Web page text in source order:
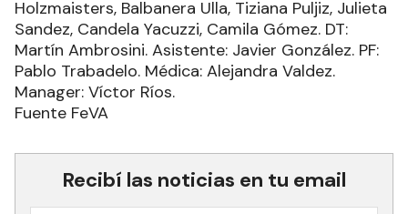
Holzmaisters, Balbanera Ulla, Tiziana Puljiz, Julieta
Sandez, Candela Yacuzzi, Camila Gómez. DT:
Martín Ambrosini. Asistente: Javier González. PF:
Pablo Trabadelo. Médica: Alejandra Valdez.
Manager: Víctor Ríos.
Fuente FeVA
Recibí las noticias en tu email